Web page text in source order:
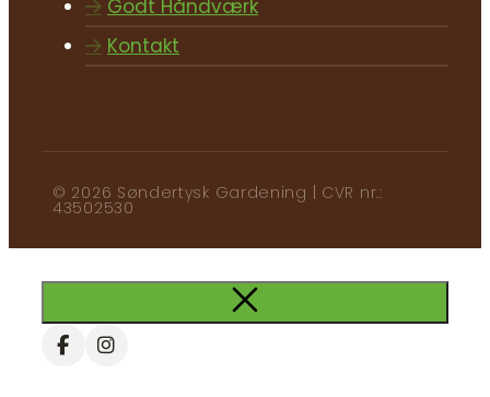
Godt Håndværk
Kontakt
© 2026 Søndertysk Gardening | CVR nr.:
43502530